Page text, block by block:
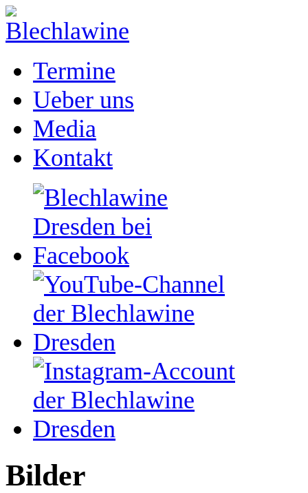
Termine
Ueber uns
Media
Kontakt
Bilder